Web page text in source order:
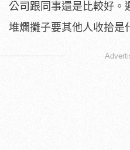
公司跟同事還是比較好。
堆爛攤子要其他人收拾是